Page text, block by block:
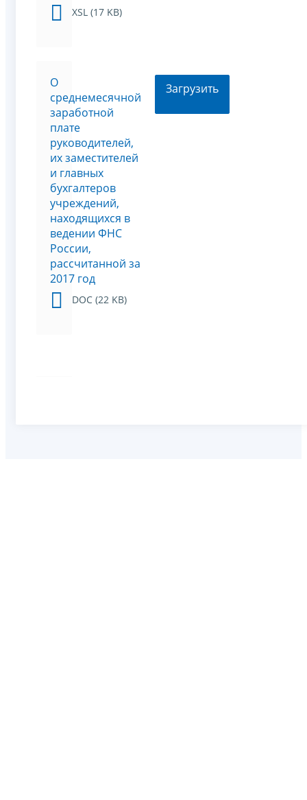
XSL (17 KB)
О
среднемесячной
заработной
плате
руководителей,
их заместителей
и главных
бухгалтеров
учреждений,
находящихся в
ведении ФНС
России,
рассчитанной за
2017 год
DOC (22 KB)
Загрузить